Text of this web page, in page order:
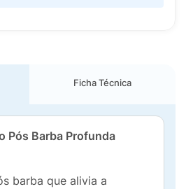
Ficha Técnica
Pós Barba Profunda
barba que alivia a